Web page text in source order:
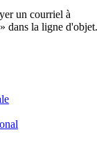
un courriel à
» dans la ligne d'objet.